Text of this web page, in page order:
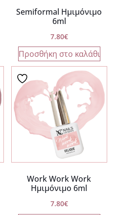
Semiformal Ημιμόνιμο
6ml
7.80€
Προσθήκη στο καλάθι
Work Work Work
Ημιμόνιμο 6ml
7.80€